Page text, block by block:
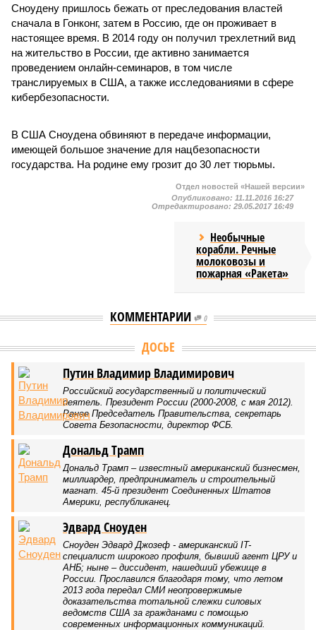
Сноудену пришлось бежать от преследования властей
сначала в Гонконг, затем в Россию, где он проживает в
настоящее время. В 2014 году он получил трехлетний вид
на жительство в России, где активно занимается
проведением онлайн-семинаров, в том числе
транслируемых в США, а также исследованиями в сфере
кибербезопасности.
В США Сноудена обвиняют в передаче информации,
имеющей большое значение для нацбезопасности
государства. На родине ему грозит до 30 лет тюрьмы.
Отдел новостей «Нашей версии»
Опубликовано: 11.11.2016 16:27
Отредактировано: 29.05.2017 16:49
Необычные
корабли. Речные
молоковозы и
пожарная «Ракета»
КОММЕНТАРИИ 0
ДОСЬЕ
Путин Владимир Владимирович
Российский государственный и политический
деятель. Президент России (2000-2008, с мая 2012).
Ранее Председатель Правительства, секретарь
Совета Безопасности, директор ФСБ.
Дональд Трамп
Дональд Трамп – известный американский бизнесмен,
миллиардер, предприниматель и строительный
магнат. 45-й президент Соединенных Штатов
Америки, республиканец.
Эдвард Сноуден
Сноуден Эдвард Джозеф - американский IT-
специалист широкого профиля, бывший агент ЦРУ и
АНБ; ныне – диссидент, нашедший убежище в
России. Прославился благодаря тому, что летом
2013 года передал СМИ неопровержимые
доказательства тотальной слежки силовых
ведомств США за гражданами с помощью
современных информационных коммуникаций.